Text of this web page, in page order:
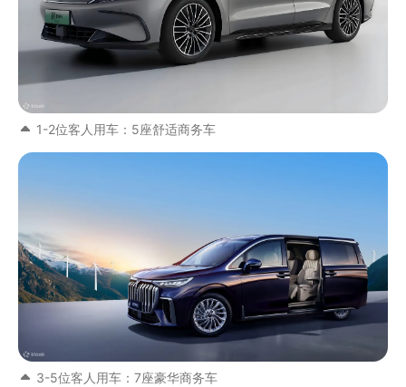
1-2位客人用车：5座舒适商务车
3-5位客人用车：7座豪华商务车